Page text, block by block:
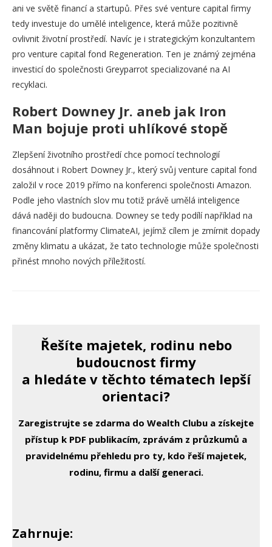
ani ve světě financí a startupů. Přes své venture capital firmy
tedy investuje do umělé inteligence, která může pozitivně
ovlivnit životní prostředí. Navíc je i strategickým konzultantem
pro venture capital fond Regeneration. Ten je známý zejména
investicí do společnosti Greyparrot specializované na AI
recyklaci.
Robert Downey Jr. aneb jak Iron
Man bojuje proti uhlíkové stopě
Zlepšení životního prostředí chce pomocí technologií
dosáhnout i Robert Downey Jr., který svůj venture capital fond
založil v roce 2019 přímo na konferenci společnosti Amazon.
Podle jeho vlastních slov mu totiž právě umělá inteligence
dává naději do budoucna. Downey se tedy podílí například na
financování platformy ClimateAI, jejímž cílem je zmírnit dopady
změny klimatu a ukázat, že tato technologie může společnosti
přinést mnoho nových příležitostí.
Řešíte majetek, rodinu nebo
budoucnost firmy
a hledáte v těchto tématech lepší
orientaci?
Zaregistrujte se zdarma do Wealth Clubu a získejte
přístup k PDF publikacím, zprávám z průzkumů a
pravidelnému přehledu pro ty, kdo řeší majetek,
rodinu, firmu a další generaci.
Zahrnuje: